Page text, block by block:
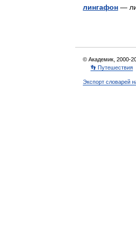
лингафон —
© Академик, 2000-
👣 Путешествия
Экспорт словарей